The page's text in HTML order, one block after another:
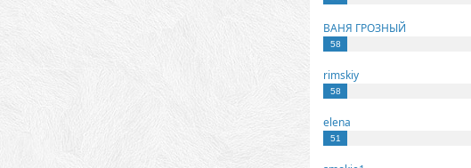
ВАНЯ ГРОЗНЫЙ
58
rimskiy
58
elena
51